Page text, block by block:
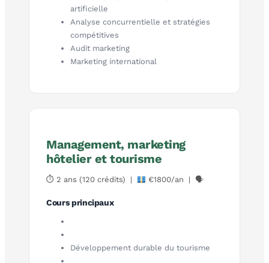
artificielle
Analyse concurrentielle et stratégies
compétitives
Audit marketing
Marketing international
Management, marketing
hôtelier et tourisme
⏱ 2 ans (120 crédits) | €1800/an | 🗣
Cours principaux
Développement durable du tourisme